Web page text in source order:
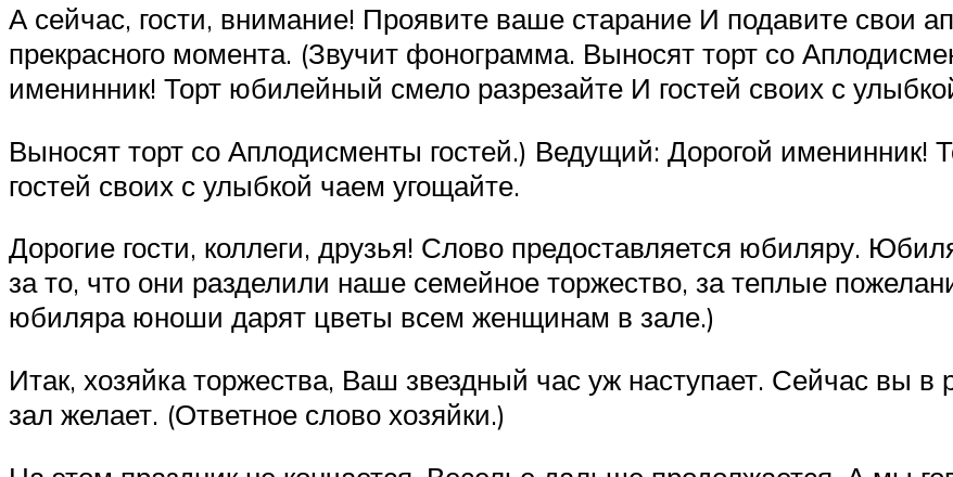
А сейчас, гости, внимание! Проявите ваше старание И подавите свои
прекрасного момента. (Звучит фонограмма. Выносят торт со
именинник! Торт юбилейный смело разрезайте И гостей своих с
Выносят торт со Аплодисменты гостей.) Ведущий: Дорогой именинник!
гостей своих с улыбкой чаем угощайте.
Дорогие гости, коллеги, друзья! Слово предоставляется юбиляру.
за то, что они разделили наше семейное торжество, за теплые
юбиляра юноши дарят цветы всем женщинам в зале.)
Итак, хозяйка торжества, Ваш звездный час уж наступает. Сейчас вы
зал желает. (Ответное слово хозяйки.)